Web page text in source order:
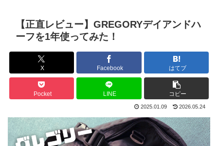
【正直レビュー】GREGORYデイアンドハ
ーフを1年使ってみた！
X Facebook はてブ
Pocket LINE コピー
2025.01.09 2026.05.24